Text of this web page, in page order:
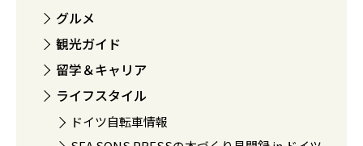
グルメ
観光ガイド
留学＆キャリア
ライフスタイル
ドイツ自転車情報